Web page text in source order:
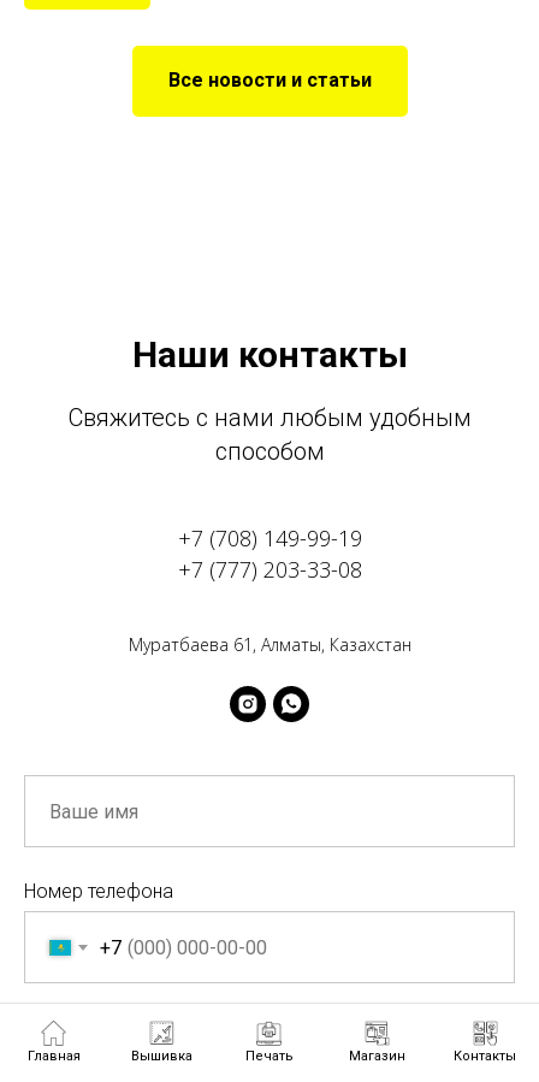
Главная Вышивка Печать Магазин Контакты
Все новости и статьи
Наши контакты
Свяжитесь с нами любым удобным
способом
+7 (708) 149-99-19
+7 (777) 203-33-08
Муратбаева 61, Алматы, Казахстан
Номер телефона
+7